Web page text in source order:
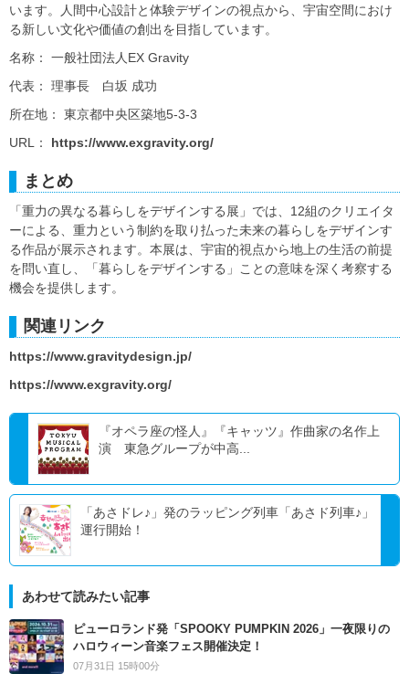
います。人間中心設計と体験デザインの視点から、宇宙空間におけ
る新しい文化や価値の創出を目指しています。
名称： 一般社団法人EX Gravity
代表： 理事長 白坂 成功
所在地： 東京都中央区築地5-3-3
URL： https://www.exgravity.org/
まとめ
「重力の異なる暮らしをデザインする展」では、12組のクリエイタ
ーによる、重力という制約を取り払った未来の暮らしをデザインす
る作品が展示されます。本展は、宇宙的視点から地上の生活の前提
を問い直し、「暮らしをデザインする」ことの意味を深く考察する
機会を提供します。
関連リンク
https://www.gravitydesign.jp/
https://www.exgravity.org/
『オペラ座の怪人』『キャッツ』作曲家の名作上
演 東急グループが中高...
「あさドレ♪」発のラッピング列車「あさド列車♪」
運行開始！
あわせて読みたい記事
ピューロランド発「SPOOKY PUMPKIN 2026」一夜限りの
ハロウィーン音楽フェス開催決定！
07月31日 15時00分